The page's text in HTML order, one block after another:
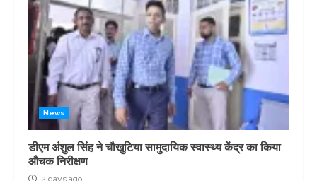
News
डीएम अंशुल सिंह ने चौखुटिया सामुदायिक स्वास्थ्य केंद्र का किया
औचक निरीक्षण
2 days ago